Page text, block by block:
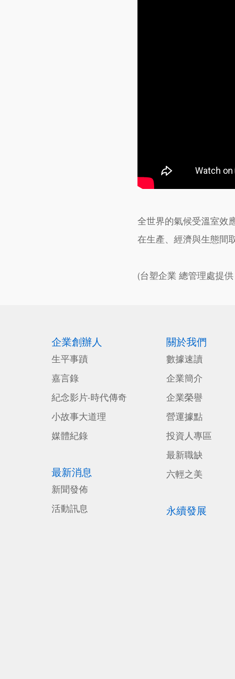
全世界的氣候受溫室效
在生產、經濟與生態間
(台塑企業 總管理處提
企業創辦人
生平事蹟
嘉言錄
紀念影片-時代傳奇
小故事大道理
媒體紀錄
最新消息
新聞發佈
活動訊息
關於我們
數據速讀
企業簡介
企業榮譽
營運據點
投資人專區
最新職缺
六輕之美
永續發展